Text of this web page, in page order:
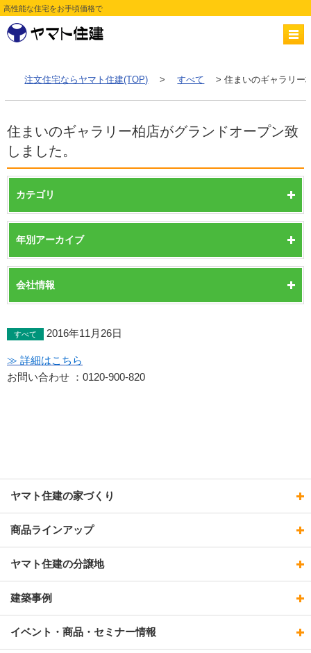
高性能な住宅をお手頃価格で
注文住宅ならヤマト住建(TOP) > すべて > 住まいのギャラリー
住まいのギャラリー柏店がグランドオープン致
しました。
カテゴリ
年別アーカイブ
会社情報
すべて 2016年11月26日
≫ 詳細はこちら
お問い合わせ ：0120-900-820
ヤマト住建の家づくり
商品ラインアップ
ヤマト住建の分譲地
建築事例
イベント・商品・セミナー情報